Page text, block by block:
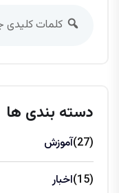
دسته بندی ها
آموزش (27)
اخبار (15)